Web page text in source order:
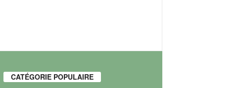
CATÉGORIE POPULAIRE